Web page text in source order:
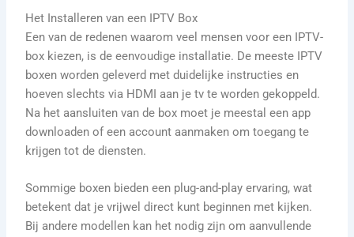
Het Installeren van een IPTV Box
Een van de redenen waarom veel mensen voor een IPTV-
box kiezen, is de eenvoudige installatie. De meeste IPTV
boxen worden geleverd met duidelijke instructies en
hoeven slechts via HDMI aan je tv te worden gekoppeld.
Na het aansluiten van de box moet je meestal een app
downloaden of een account aanmaken om toegang te
krijgen tot de diensten.
Sommige boxen bieden een plug-and-play ervaring, wat
betekent dat je vrijwel direct kunt beginnen met kijken.
Bij andere modellen kan het nodig zijn om aanvullende